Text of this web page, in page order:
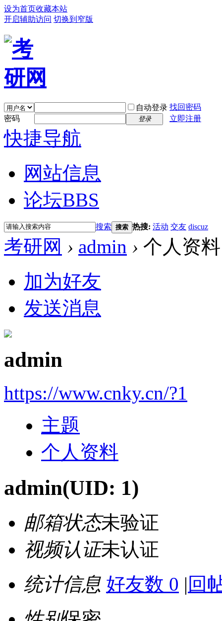
设为首页收藏本站
开启辅助访问 切换到窄版
自动登录 找回密码
密码
登录 立即注册
快捷导航
网站信息
论坛BBS
搜索 搜索 热搜: 活动 交友 discuz
考研网 › admin › 个人资料
加为好友
发送消息
admin
https://www.cnky.cn/?1
主题
个人资料
admin(UID: 1)
邮箱状态未验证
视频认证未认证
统计信息 好友数 0 | 回